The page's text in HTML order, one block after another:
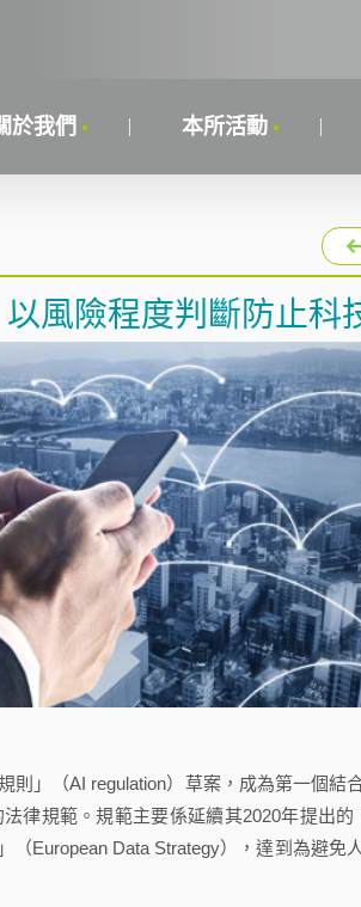
於我們 本所活動
風險程度判斷防止科
」（AI regulation）草案，成為第一個結
律規範。規範主要係延續其2020年提出
（European Data Strategy），達到為避免